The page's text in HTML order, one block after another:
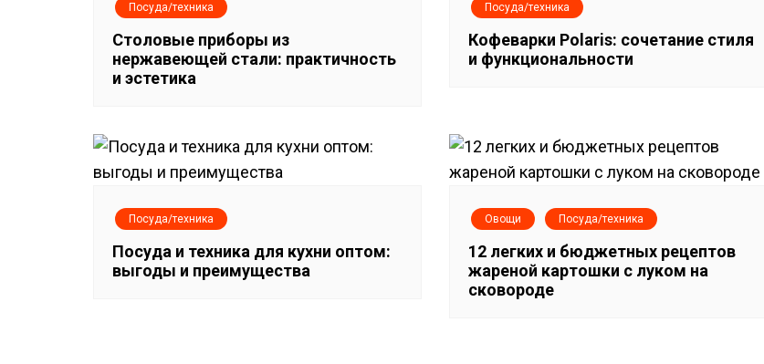
и
м
Посуда/техника
Столовые приборы из
нержавеющей стали: практичность
и эстетика
Посуда/техника
Кофеварки Polaris: сочетание стиля
и функциональности
Посуда/техника
Посуда и техника для кухни оптом:
выгоды и преимущества
Овощи Посуда/техника
12 легких и бюджетных рецептов
жареной картошки с луком на
сковороде